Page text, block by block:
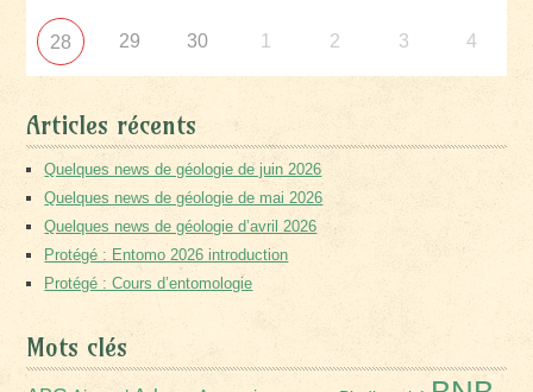
28 29 30 1 2 3 4
Articles récents
Quelques news de géologie de juin 2026
Quelques news de géologie de mai 2026
Quelques news de géologie d’avril 2026
Protégé : Entomo 2026 introduction
Protégé : Cours d’entomologie
Mots clés